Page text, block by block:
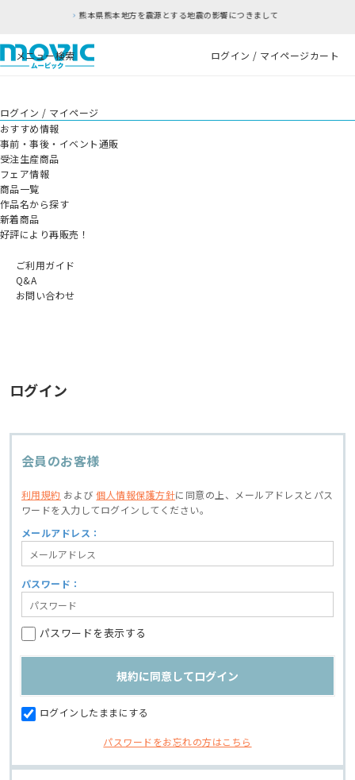
熊本県熊本地方を震源とする地震の影響につきまして
メニュー検索 ログイン / マイページカート
ログイン / マイページ
おすすめ情報
事前・事後・イベント通販
受注生産商品
フェア情報
商品一覧
作品名から探す
新着商品
好評により再販売！
ご利用ガイド
Q&A
お問い合わせ
ログイン
会員のお客様
利用規約 および個人情報保護方針に同意の上、
メールアドレスとパス
ワードを入力してログインしてください。
メールアドレス：
パスワード：
パスワードを表示する
ログインしたままにする
パスワードをお忘れの方はこちら